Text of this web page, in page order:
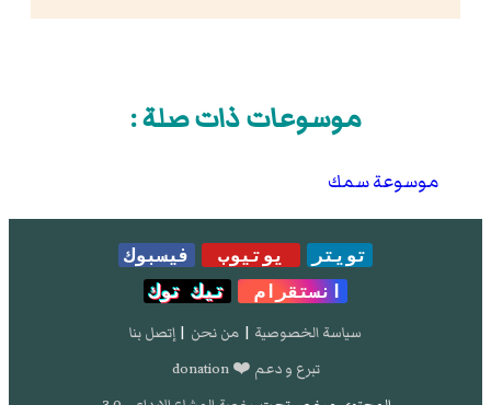
موسوعات ذات صلة :
موسوعة سمك
تويتر يوتيوب
فيسبوك
انستقرام
تيك توك
سياسة الخصوصية | من نحن | إتصل بنا
تبرع و دعم ❤️ donation